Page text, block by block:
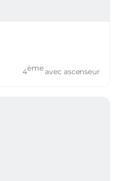
4èmeavec ascenseur